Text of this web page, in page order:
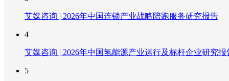
艾媒咨询 | 2026年中国连锁产业战略陪跑服务研究报告
4
艾媒咨询 | 2026年中国氢能源产业运行及标杆企业研究报
5